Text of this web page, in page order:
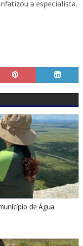
a especialista.
de Água